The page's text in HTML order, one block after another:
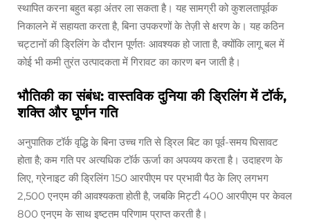
स्थापित करना बहुत बड़ा अंतर ला सकता है। यह सामग्री को कुशलतापूर्वक
निकालने में सहायता करता है, बिना उपकरणों के तेज़ी से क्षरण के। यह कठिन
चट्टानों की ड्रिलिंग के दौरान पूर्णतः आवश्यक हो जाता है, क्योंकि लागू बल में
कोई भी कमी तुरंत उत्पादकता में गिरावट का कारण बन जाती है।
भौतिकी का संबंध: वास्तविक दुनिया की ड्रिलिंग में टॉर्क,
शक्ति और घूर्णन गति
अनुपातिक टॉर्क वृद्धि के बिना उच्च गति से ड्रिल बिट का पूर्व-समय घिसावट
होता है; कम गति पर अत्यधिक टॉर्क ऊर्जा का अपव्यय करता है। उदाहरण के
लिए, ग्रेनाइट की ड्रिलिंग 150 आरपीएम पर प्रभावी पैठ के लिए लगभग
2,500 एनएम की आवश्यकता होती है, जबकि मिट्टी 400 आरपीएम पर केवल
800 एनएम के साथ इष्टतम परिणाम प्राप्त करती है।